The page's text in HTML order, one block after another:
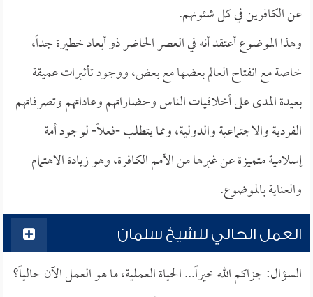
عن الكافرين في كل شئونهم.
وهذا الموضوع أعتقد أنه في العصر الحاضر ذو أبعاد خطيرة جداً،
خاصة مع انفتاح العالم بعضها مع بعض، ووجود تأثيرات عميقة
بعيدة المدى على أخلاقيات الناس وحضاراتهم وعاداتهم وتصرفاتهم
الفردية والاجتماعية والدولية، ومما يتطلب -فعلاً- لوجود أمة
إسلامية متميزة عن غيرها من الأمم الكافرة، وهو زيادة الاهتمام
والعناية بالموضوع.
العمل الحالي للشيخ سلمان
السؤال: جزاكم الله خيراً... الحياة العملية، ما هو العمل الآن حالياً؟